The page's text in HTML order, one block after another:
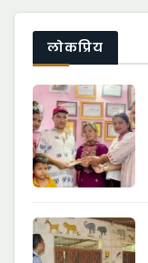
लाेकप्रिय